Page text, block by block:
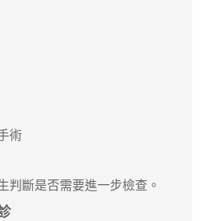
術
斷是否需要進一步檢查。